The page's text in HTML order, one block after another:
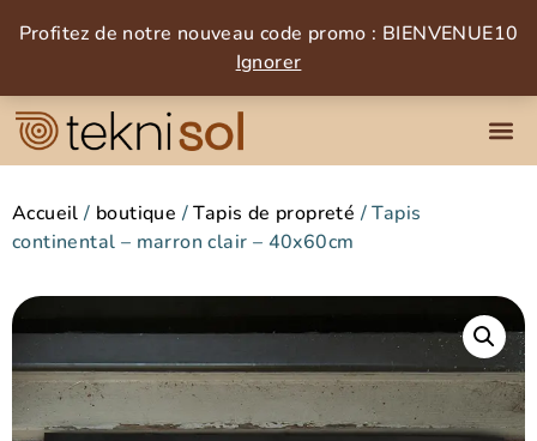
Profitez de notre nouveau code promo : BIENVENUE10
Ignorer
Accueil / boutique /Tapis de propreté / Tapis
continental – marron clair – 40x60cm